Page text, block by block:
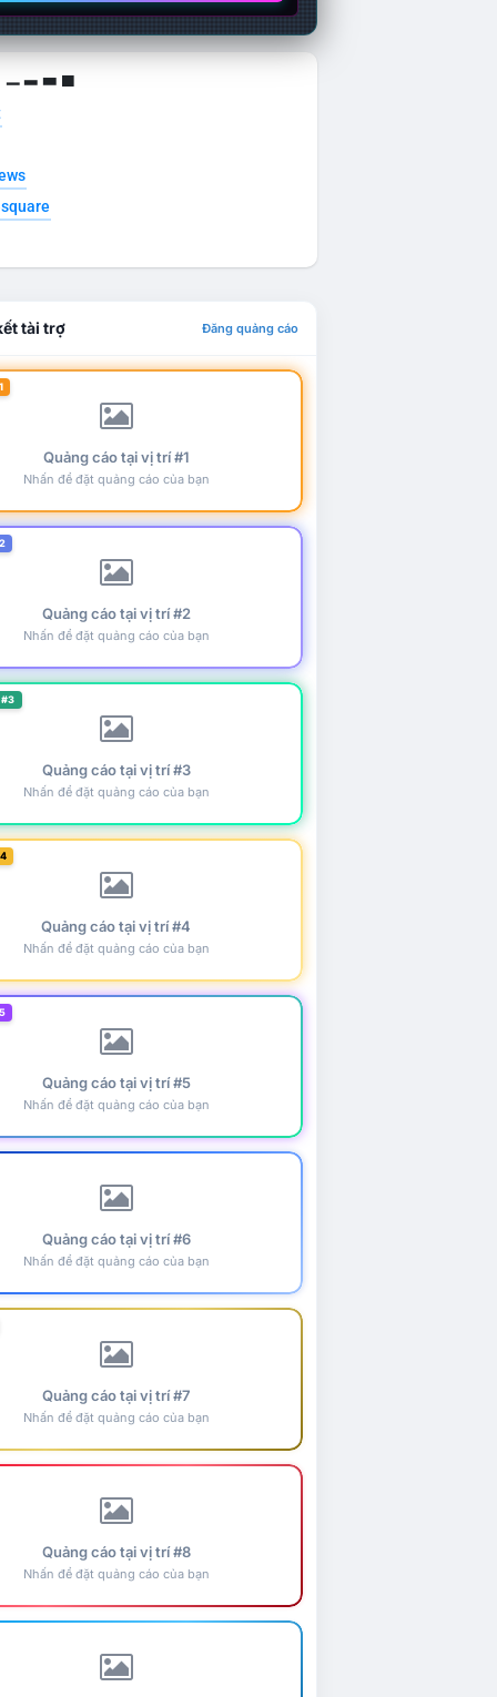
▁ ▂ ▃ ▄
tài trợ Đăng quảng cáo
Quảng cáo tại vị trí #1
Nhấn để đặt quảng cáo của bạn
Quảng cáo tại vị trí #2
Nhấn để đặt quảng cáo của bạn
Quảng cáo tại vị trí #3
Nhấn để đặt quảng cáo của bạn
Quảng cáo tại vị trí #4
Nhấn để đặt quảng cáo của bạn
Quảng cáo tại vị trí #5
Nhấn để đặt quảng cáo của bạn
Quảng cáo tại vị trí #6
Nhấn để đặt quảng cáo của bạn
Quảng cáo tại vị trí #7
Nhấn để đặt quảng cáo của bạn
Quảng cáo tại vị trí #8
Nhấn để đặt quảng cáo của bạn